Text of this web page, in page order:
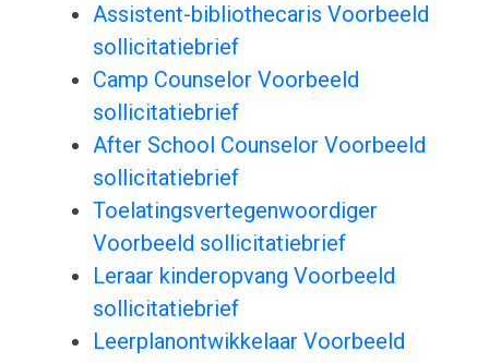
Assistent-bibliothecaris Voorbeeld
sollicitatiebrief
Camp Counselor Voorbeeld
sollicitatiebrief
After School Counselor Voorbeeld
sollicitatiebrief
Toelatingsvertegenwoordiger
Voorbeeld sollicitatiebrief
Leraar kinderopvang Voorbeeld
sollicitatiebrief
Leerplanontwikkelaar Voorbeeld